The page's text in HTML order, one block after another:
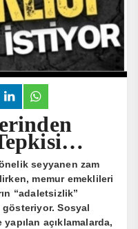
seyyanen zam
memur emeklileri
“adaletsizlik”
Sosyal
açıklamalarda,